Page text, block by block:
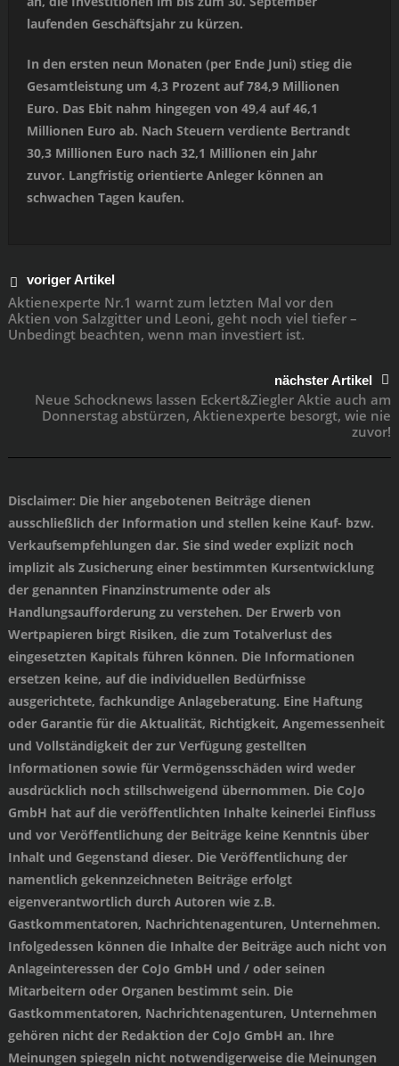
laufenden Geschäftsjahr zu kürzen.
In den ersten neun Monaten (per Ende Juni) stieg die
Gesamtleistung um 4,3 Prozent auf 784,9 Millionen
Euro. Das Ebit nahm hingegen von 49,4 auf 46,1
Millionen Euro ab. Nach Steuern verdiente Bertrandt
30,3 Millionen Euro nach 32,1 Millionen ein Jahr
zuvor. Langfristig orientierte Anleger können an
schwachen Tagen kaufen.
voriger Artikel
Aktienexperte Nr.1 warnt zum letzten Mal vor den
Aktien von Salzgitter und Leoni, geht noch viel tiefer –
Unbedingt beachten, wenn man investiert ist.
nächster Artikel
Neue Schocknews lassen Eckert&Ziegler Aktie auch am
Donnerstag abstürzen, Aktienexperte besorgt, wie nie
zuvor!
Disclaimer: Die hier angebotenen Beiträge dienen
ausschließlich der Information und stellen keine Kauf- bzw.
Verkaufsempfehlungen dar. Sie sind weder explizit noch
implizit als Zusicherung einer bestimmten Kursentwicklung
der genannten Finanzinstrumente oder als
Handlungsaufforderung zu verstehen. Der Erwerb von
Wertpapieren birgt Risiken, die zum Totalverlust des
eingesetzten Kapitals führen können. Die Informationen
ersetzen keine, auf die individuellen Bedürfnisse
ausgerichtete, fachkundige Anlageberatung. Eine Haftung
oder Garantie für die Aktualität, Richtigkeit, Angemessenheit
und Vollständigkeit der zur Verfügung gestellten
Informationen sowie für Vermögensschäden wird weder
ausdrücklich noch stillschweigend übernommen. Die CoJo
GmbH hat auf die veröffentlichten Inhalte keinerlei Einfluss
und vor Veröffentlichung der Beiträge keine Kenntnis über
Inhalt und Gegenstand dieser. Die Veröffentlichung der
namentlich gekennzeichneten Beiträge erfolgt
eigenverantwortlich durch Autoren wie z.B.
Gastkommentatoren, Nachrichtenagenturen, Unternehmen.
Infolgedessen können die Inhalte der Beiträge auch nicht von
Anlageinteressen der CoJo GmbH und / oder seinen
Mitarbeitern oder Organen bestimmt sein. Die
Gastkommentatoren, Nachrichtenagenturen, Unternehmen
gehören nicht der Redaktion der CoJo GmbH an. Ihre
Meinungen spiegeln nicht notwendigerweise die Meinungen